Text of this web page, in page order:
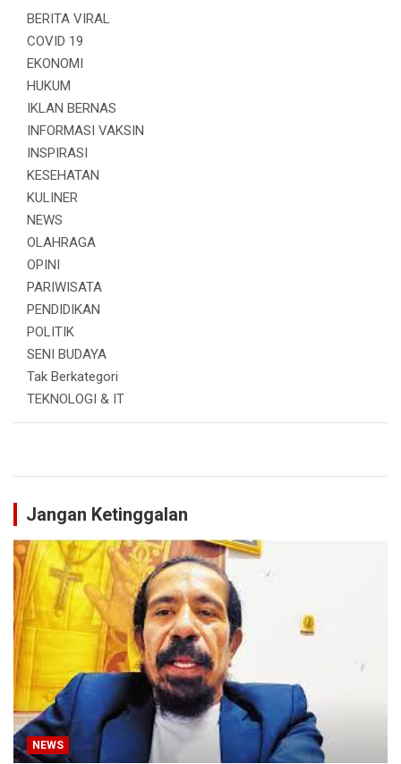
BERITA VIRAL
COVID 19
EKONOMI
HUKUM
IKLAN BERNAS
INFORMASI VAKSIN
INSPIRASI
KESEHATAN
KULINER
NEWS
OLAHRAGA
OPINI
PARIWISATA
PENDIDIKAN
POLITIK
SENI BUDAYA
Tak Berkategori
TEKNOLOGI & IT
Jangan Ketinggalan
NEWS